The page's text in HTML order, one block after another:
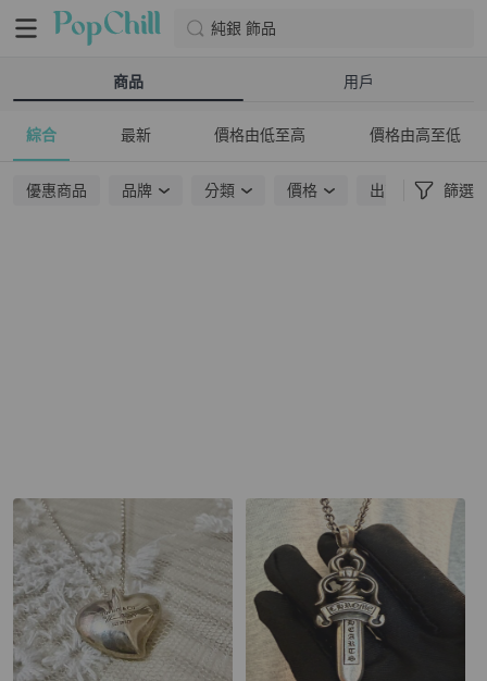
純銀 飾品
商品 用戶
綜合 最新 價格由低至高 價格由高至低
優惠商品 品牌 分類 價格 出貨地點 篩選